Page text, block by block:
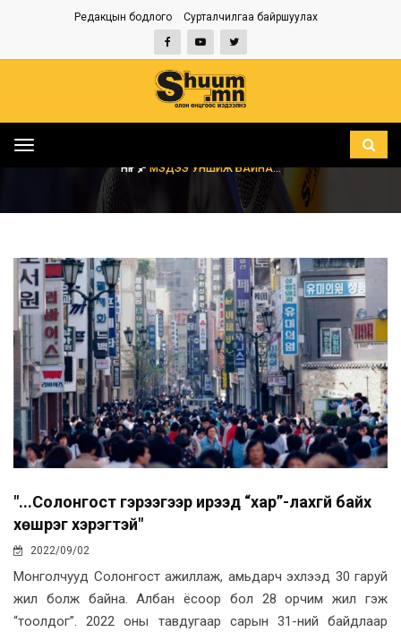
Редакцын бодлого Сурталчилгаа байршуулах
Toggle
НҮҮР МЭДЭЭ УНШИЖ БАЙНА...
"...Солонгост гэрээгээр ирээд “хар”-лахгүй байх
хөшүүрэг хэрэгтэй"
2022/09/02
Монголчууд Солонгост ажиллаж, амьдарч эхлээд 30 гаруй
жил болж байна. Албан ёсоор бол 28 орчим жил гэж
“тоолдог”. 2022 оны тавдугаар сарын 31-ний байдлаар